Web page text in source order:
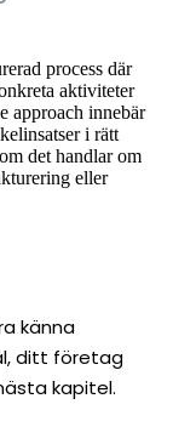
process där
aktiviteter
approach innebär
i rätt
det handlar om
eller
känna
ditt företag
kapitel.